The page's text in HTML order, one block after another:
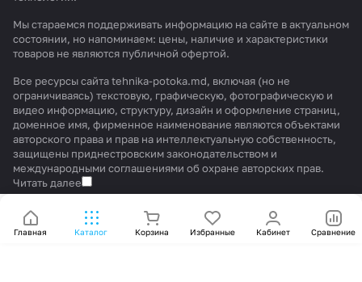
Главная Каталог Корзина Избранные Кабинет Сравнение
Мы стараемся поддерживать информацию на сайте в актуальном
состоянии, но напоминаем: цены, наличие и характеристики
товаров не являются публичной офертой.
Все ресурсы сайта tehnika-potoka.md, включая (но не
ограничиваясь) текстовую, графическую, фотографическую и
видео информацию, структуру, дизайн и оформление страниц,
доменное имя, фирменное наименование являются объектами
авторского права и прав на интеллектуальную собственность,
защищены приднестровским законодательством и
международными соглашениями об охране авторских прав.
Читать далее